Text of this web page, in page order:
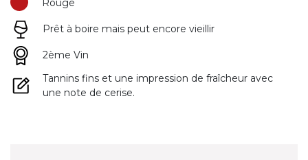
Rouge
Prêt à boire mais peut encore vieillir
2ème Vin
Tannins fins et une impression de fraîcheur avec
une note de cerise.